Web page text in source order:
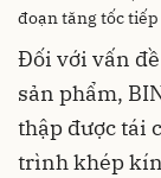
đoạn tăng tốc
Đối với vấn
sản phẩm,
thập được tái
trình khép